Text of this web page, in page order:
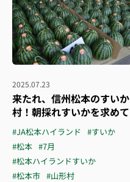
2025.07.23
来たれ、信州松本のすいか
村！朝採れすいかを求めて
#JA松本ハイランド #すいか
#松本 #7月
#松本ハイランドすいか
#松本市 #山形村